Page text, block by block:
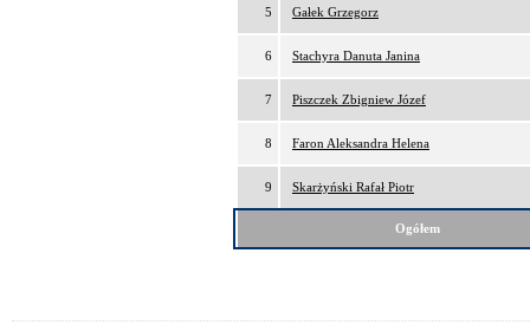
5 Gałek Grzegorz
6 Stachyra Danuta Janina
7 Piszczek Zbigniew Józef
8 Faron Aleksandra Helena
9 Skarżyński Rafał Piotr
Ogółem